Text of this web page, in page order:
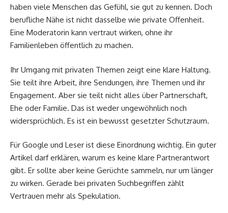
haben viele Menschen das Gefühl, sie gut zu kennen. Doch
berufliche Nähe ist nicht dasselbe wie private Offenheit.
Eine Moderatorin kann vertraut wirken, ohne ihr
Familienleben öffentlich zu machen.
Ihr Umgang mit privaten Themen zeigt eine klare Haltung.
Sie teilt ihre Arbeit, ihre Sendungen, ihre Themen und ihr
Engagement. Aber sie teilt nicht alles über Partnerschaft,
Ehe oder Familie. Das ist weder ungewöhnlich noch
widersprüchlich. Es ist ein bewusst gesetzter Schutzraum.
Für Google und Leser ist diese Einordnung wichtig. Ein guter
Artikel darf erklären, warum es keine klare Partnerantwort
gibt. Er sollte aber keine Gerüchte sammeln, nur um länger
zu wirken. Gerade bei privaten Suchbegriffen zählt
Vertrauen mehr als Spekulation.